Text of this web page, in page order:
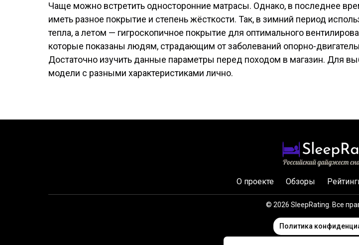
Чаще можно встретить односторонние матрасы. Однако, в последнее
иметь разное покрытие и степень жёсткости. Так, в зимний период
тепла, а летом — гигроскопичное покрытие для оптимального
которые показаны людям, страдающим от заболеваний опорно-
Достаточно изучить данные параметры перед походом в магазин. Для
модели с разными характеристиками лично.
О проекте Обзоры
© 2026 SleepRating. Все
Политика